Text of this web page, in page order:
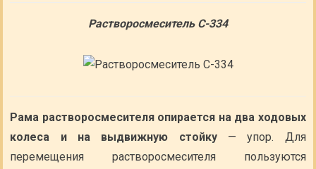
Растворосмеситель С-334
Рама растворосмесителя опирается на два ходовых
колеса и на выдвижную стойку— упор. Для
перемещения растворосмесителя пользуются